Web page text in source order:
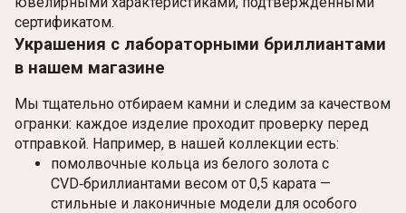
сертификатом.
Украшения с лабораторными бриллиантами
в нашем магазине
Мы тщательно отбираем камни и следим за качеством
огранки: каждое изделие проходит проверку перед
отправкой. Например, в нашей коллекции есть:
помолвочные кольца из белого золота с
CVD‑бриллиантами весом от 0,5 карата —
стильные и лаконичные модели для особого